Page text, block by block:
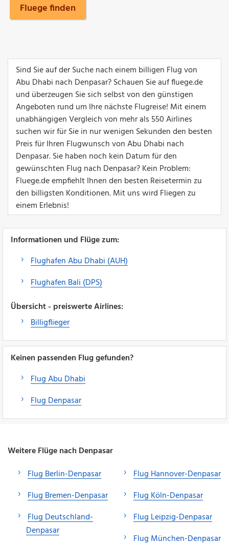
Fluege finden
Sind Sie auf der Suche nach einem billigen Flug von
Abu Dhabi nach Denpasar? Schauen Sie auf fluege.de
und überzeugen Sie sich selbst von den günstigen
Angeboten rund um Ihre nächste Flugreise! Mit einem
unabhängigen Vergleich von mehr als 550 Airlines
suchen wir für Sie in nur wenigen Sekunden den besten
Preis für Ihren Flugwunsch von Abu Dhabi nach
Denpasar. Sie haben noch kein Datum für den
gewünschten Flug nach Denpasar? Kein Problem:
Fluege.de empfiehlt Ihnen den besten Reisetermin zu
den billigsten Konditionen. Mit uns wird Fliegen zu
einem Erlebnis!
Informationen und Flüge zum:
Flughafen Abu Dhabi (AUH)
Flughafen Bali (DPS)
Übersicht - preiswerte Airlines:
Billigflieger
Keinen passenden Flug gefunden?
Flug Abu Dhabi
Flug Denpasar
Weitere Flüge nach Denpasar
Flug Berlin-Denpasar
Flug Bremen-Denpasar
Flug Deutschland-
Denpasar
Flug Hannover-Denpasar
Flug Köln-Denpasar
Flug Leipzig-Denpasar
Flug München-Denpasar